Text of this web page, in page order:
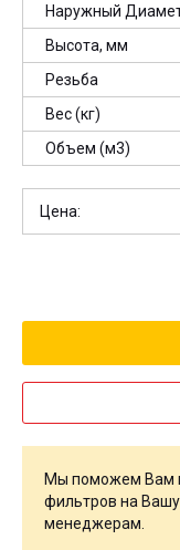
Наружный
Высота, мм
Резьба
Вес (кг)
Объем (м3)
Цена:
Мы поможем Вам
фильтров на
менеджерам.